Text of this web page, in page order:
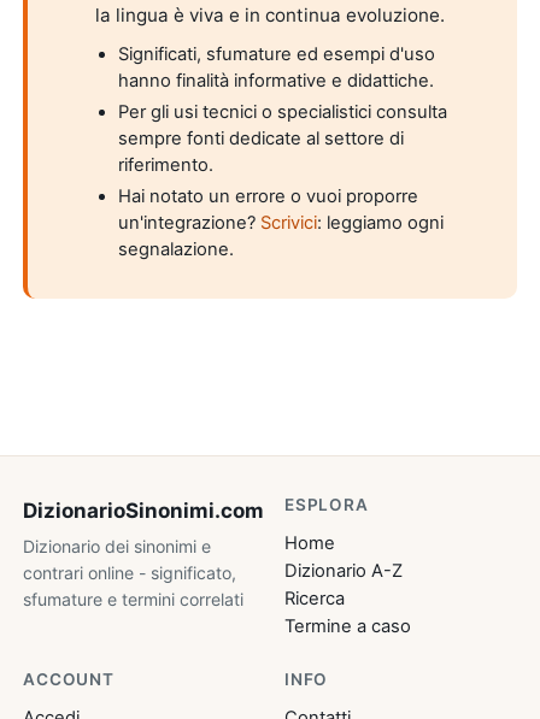
la lingua è viva e in continua evoluzione.
Significati, sfumature ed esempi d'uso
hanno finalità informative e didattiche.
Per gli usi tecnici o specialistici consulta
sempre fonti dedicate al settore di
riferimento.
Hai notato un errore o vuoi proporre
un'integrazione? Scrivici: leggiamo ogni
segnalazione.
DizionarioSinonimi.com
Dizionario dei sinonimi e
contrari online - significato,
sfumature e termini correlati
ESPLORA
Home
Dizionario A-Z
Ricerca
Termine a caso
ACCOUNT INFO